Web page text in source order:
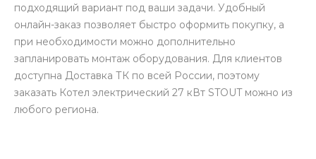
подходящий вариант под ваши задачи. Удобный
онлайн-заказ позволяет быстро оформить покупку, а
при необходимости можно дополнительно
запланировать монтаж оборудования. Для клиентов
доступна Доставка ТК по всей России, поэтому
заказать Котел электрический 27 кВт STOUT можно из
любого региона.